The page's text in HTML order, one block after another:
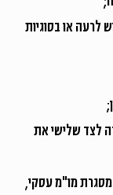
לרעה או בסוגיות
לצד שלישי את
מו"מ עסקי,